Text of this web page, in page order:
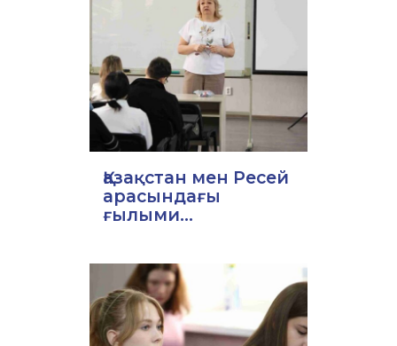
Қазақстан мен Ресей
арасындағы
ғылыми...